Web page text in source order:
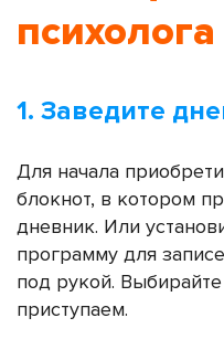
психолога
1. Заведите
Для начала
блокнот, в котором
дневник. Или
программу для
под рукой.
приступаем.